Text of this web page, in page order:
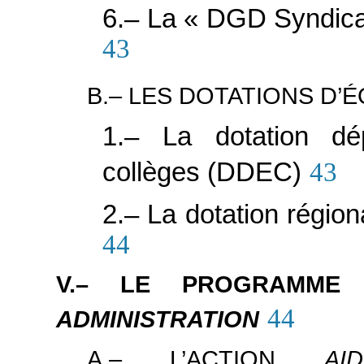
6.– La « DGD
43
B.– LES DOTATIONS
1.– La dotation
collèges (DDEC) 43
2.– La dotation
44
V.– LE
ADMINISTRATION 44